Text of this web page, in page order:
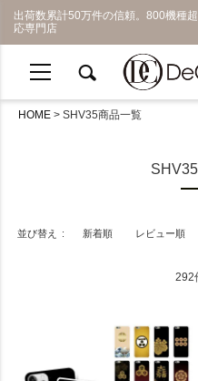
出荷数累計50万件の信頼。800機種
応専門店
HOME SHV35商品一覧
並び替え 新着順 レビュー順
292